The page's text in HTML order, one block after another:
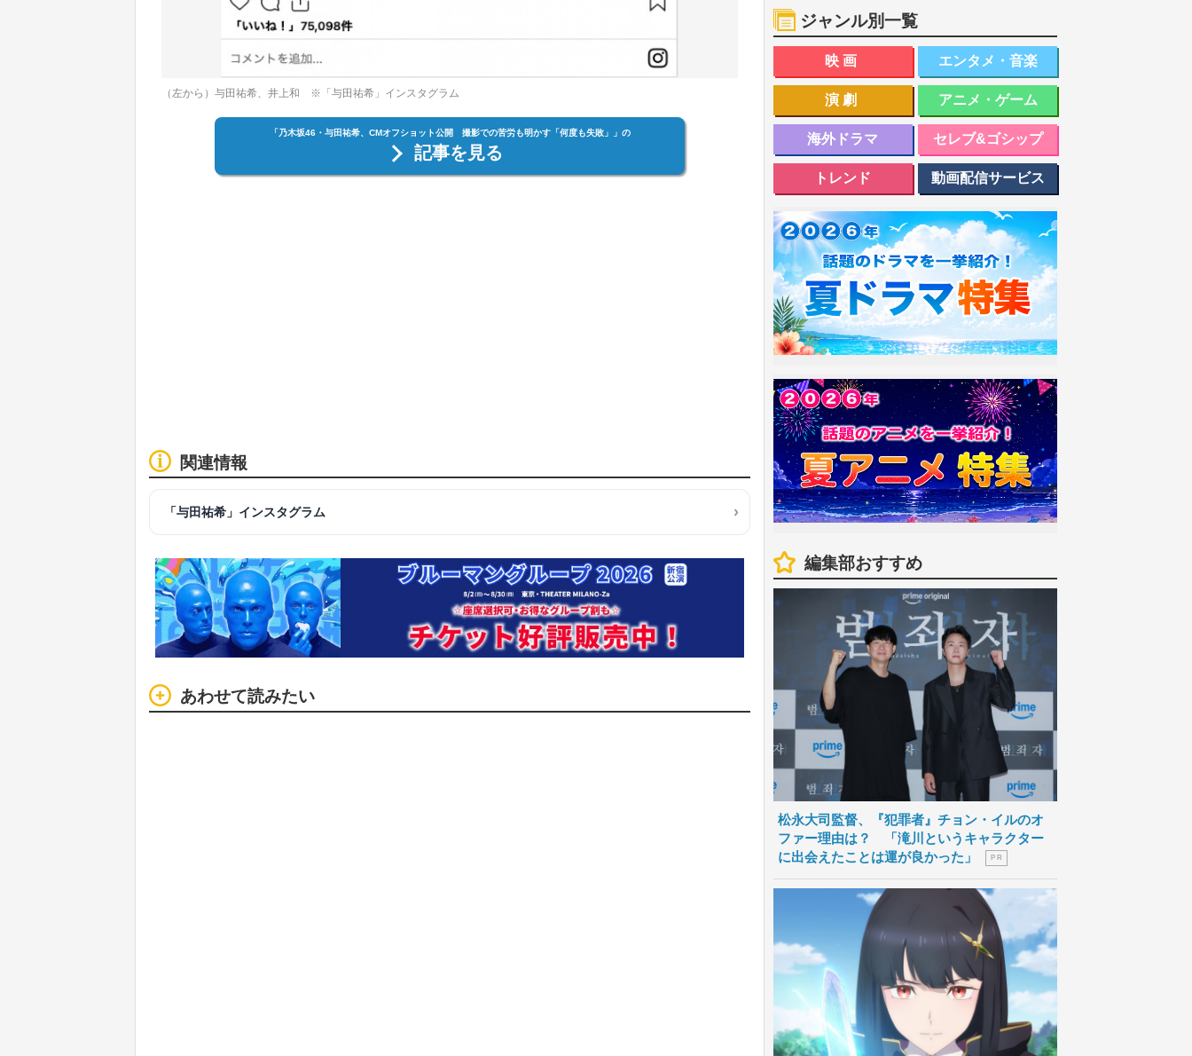
（左から）与田祐希、井上和 ※「与田祐希」インスタグラム
「乃木坂46・与田祐希、CMオフショット公開 撮影での苦労も明かす「何度も失敗」」の
記事を見る
関連情報
「与田祐希」インスタグラム
あわせて読みたい
ジャンル別一覧
映画 エンタメ・音楽
演劇 アニメ・ゲーム
海外ドラマ セレブ&ゴシップ
トレンド 動画配信サービス
編集部おすすめ
松永大司監督、『犯罪者』チョン・イルのオ
ファー理由は？ 「滝川というキャラクター
に出会えたことは運が良かった」
P R